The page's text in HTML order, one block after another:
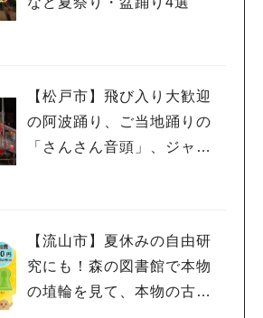
【松戸市】飛び入り大歓迎
の阿波踊り、ご当地踊りの
「さんさん音頭」、ジャ
【流山市】夏休みの自由研
究にも！森の図書館で本物
の埴輪を見て、本物の古墳